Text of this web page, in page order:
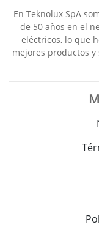
En Teknolux SpA
de 50 años en el
eléctricos, lo que
mejores productos